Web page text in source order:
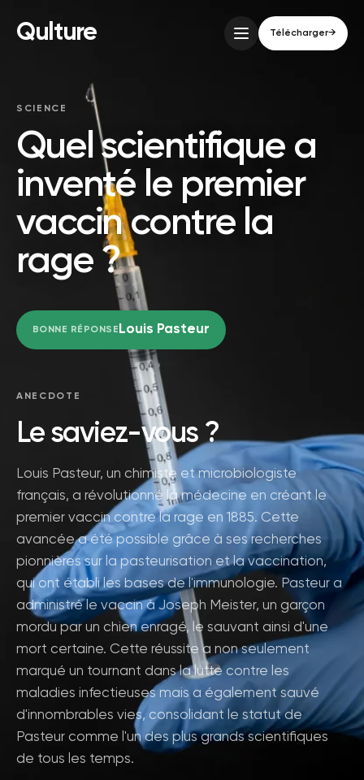
Qulture Télécharger→
SCIENCE
Quel scientifique a
inventé le premier
vaccin contre la
rage ?
BONNE RÉPONSE Louis Pasteur
ANECDOTE
Le saviez-vous ?
Louis Pasteur, un chimiste et microbiologiste
français, a révolutionné la médecine en créant le
premier vaccin contre la rage en 1885. Cette
avancée a été possible grâce à ses recherches
pionnières sur la pasteurisation et la vaccination,
qui ont établi les bases de l'immunologie. Pasteur a
administré le vaccin à Joseph Meister, un garçon
mordu par un chien enragé, le sauvant ainsi d'une
mort certaine. Cette réussite a non seulement
marqué un tournant dans la lutte contre les
maladies infectieuses mais a également sauvé
d'innombrables vies, consolidant le statut de
Pasteur comme l'un des plus grands scientifiques
de tous les temps.